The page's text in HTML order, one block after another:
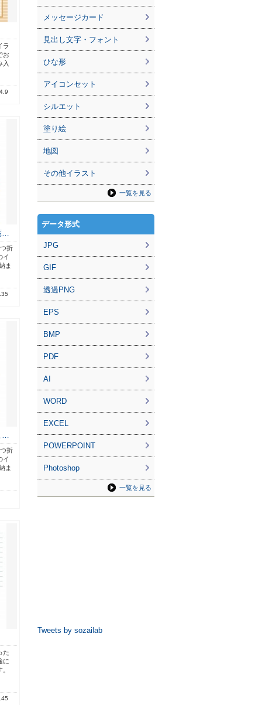
ラ
お
入
…
折
イ
ま
…
折
イ
ま
た
に
メッセージカード
見出し文字・フォント
ひな形
アイコンセット
シルエット
塗り絵
地図
その他イラスト
一覧を見る
データ形式
JPG
GIF
透過PNG
EPS
BMP
PDF
AI
WORD
EXCEL
POWERPOINT
Photoshop
一覧を見る
Tweets by sozailab